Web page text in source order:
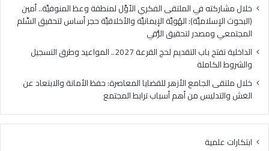
خلال مشاركته في الملتقى الفكري الأوَّل لمنطقة وعظ المنوفيَّة.. أمين
(البحوث الإسلاميَّة): الهُويَّة الإيمانيَّة والأخلاقيَّة حجر أساس لتحقيق السِّلم
المجتمعي ومصدر لتحقيق الرُّقي
الداخلية تفتح باب التقديم لحج القرعة 2027.. المواعيد وطرق التسجيل
والشروط الكاملة
خلال ملتقى الجامع الأزهر للقضايا المعاصرة: حفظ الأمانة والابتعاد عن
الغش والتدليس من أهم أسباب ترابط المجتمع
ابتكارات علمية